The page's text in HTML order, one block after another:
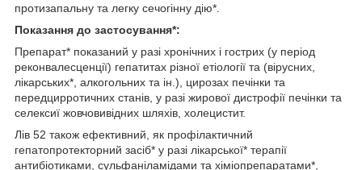
протизапальну та легку сечогінну дію*.
Показання до застосування*:
Препарат* показаний у разі хронічних і гострих (у період
реконвалесценції) гепатитах різної етіології та (вірусних,
лікарських*, алкогольних та ін.), цирозах печінки та
передцирротичних станів, у разі жирової дистрофії печінки та
селексиї жовчовивідних шляхів, холецистит.
Лів 52 також ефективний, як профілактичний
гепатопротекторний засіб* у разі лікарської* терапії
антибіотиками, сульфаніламідами та хіміопрепаратами*,